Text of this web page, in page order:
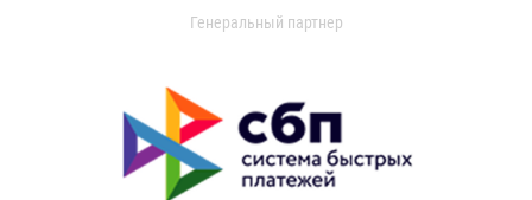
Генеральный партнер